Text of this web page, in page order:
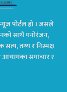
पोर्टल हो । जसले
साथै मनोरंजन,
तथ्य र निस्पक्ष
आयामका समाचार र